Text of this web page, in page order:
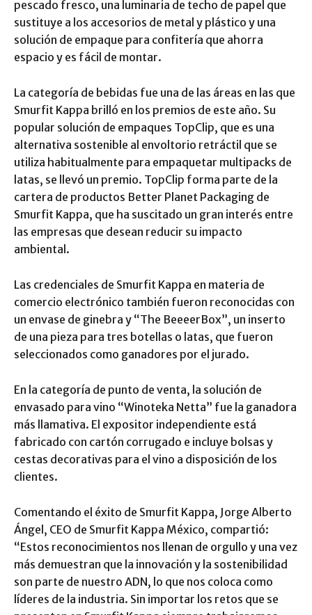
pescado fresco, una luminaria de techo de papel que
sustituye a los accesorios de metal y plástico y una
solución de empaque para confitería que ahorra
espacio y es fácil de montar.
La categoría de bebidas fue una de las áreas en las que
Smurfit Kappa brilló en los premios de este año. Su
popular solución de empaques TopClip, que es una
alternativa sostenible al envoltorio retráctil que se
utiliza habitualmente para empaquetar multipacks de
latas, se llevó un premio. TopClip forma parte de la
cartera de productos Better Planet Packaging de
Smurfit Kappa, que ha suscitado un gran interés entre
las empresas que desean reducir su impacto
ambiental.
Las credenciales de Smurfit Kappa en materia de
comercio electrónico también fueron reconocidas con
un envase de ginebra y “The BeeeerBox”, un inserto
de una pieza para tres botellas o latas, que fueron
seleccionados como ganadores por el jurado.
En la categoría de punto de venta, la solución de
envasado para vino “Winoteka Netta” fue la ganadora
más llamativa. El expositor independiente está
fabricado con cartón corrugado e incluye bolsas y
cestas decorativas para el vino a disposición de los
clientes.
Comentando el éxito de Smurfit Kappa, Jorge Alberto
Ángel, CEO de Smurfit Kappa México, compartió:
“Estos reconocimientos nos llenan de orgullo y una vez
más demuestran que la innovación y la sostenibilidad
son parte de nuestro ADN, lo que nos coloca como
líderes de la industria. Sin importar los retos que se